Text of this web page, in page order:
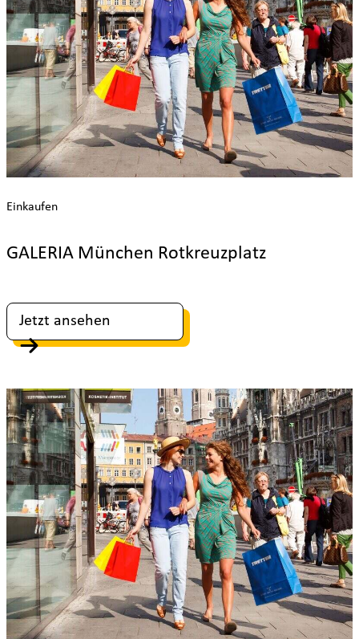
GALERIA München Rotkreuzplatz
Einkaufen
Jetzt ansehen